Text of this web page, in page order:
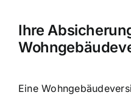
Ihre
Eine